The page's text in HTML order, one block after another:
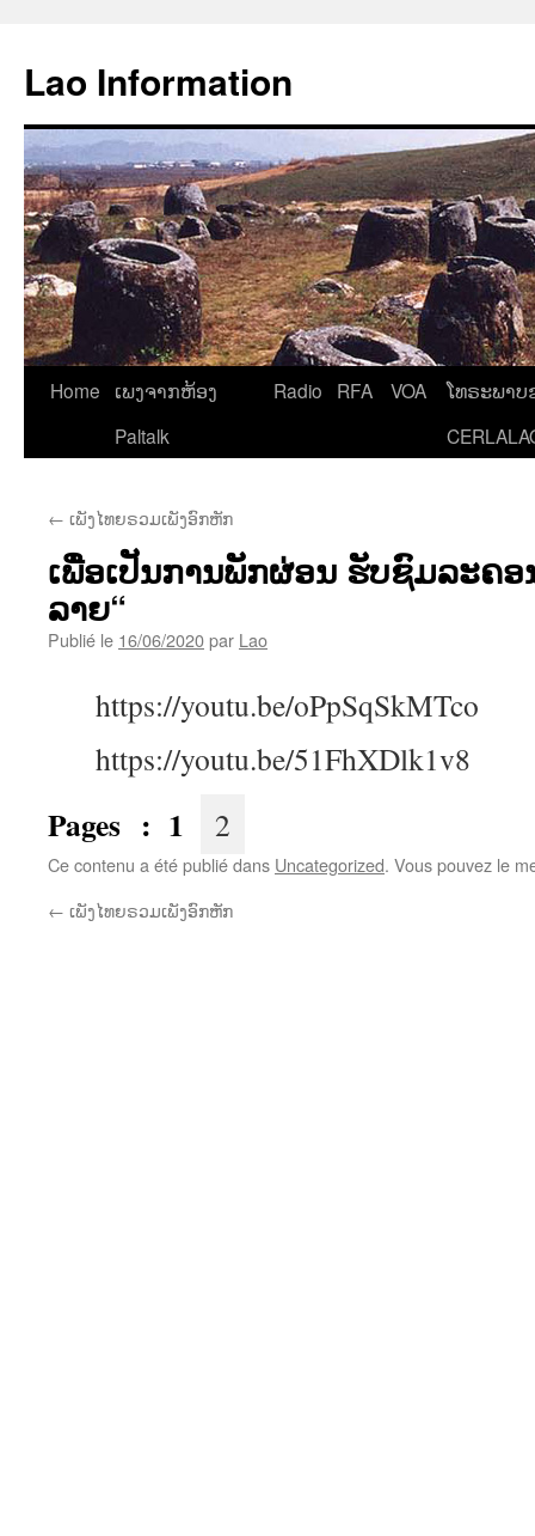
contenu
Lao Information
Home
ເພງຈາກຫ້ອງ
Paltalk
Radio RFA VOA
ໂທຣະພາບ
← ເພັງໄທຍຣວມເພັງອົກຫັກ
ເພື່ອເປັນການພັກຜ່ອນ ຮັບຊົມລະຄ
ລາຍ“
Publié le 16/06/2020par Lao
https://youtu.be/oPpSqSkMTco
https://youtu.be/51FhXDlk1v8
Pages : 1 2
Ce contenu a été publié dans Uncategorized. Vous pouvez le
← ເພັງໄທຍຣວມເພັງອົກຫັກ